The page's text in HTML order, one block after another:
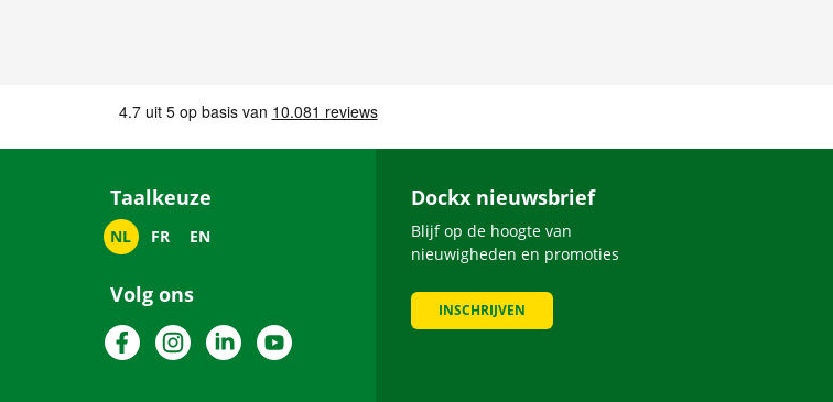
Taalkeuze
NL FR EN
Volg ons
FacebookInstagramLinkedInYouTube
Dockx nieuwsbrief
Blijf op de hoogte van
nieuwigheden en promoties
INSCHRIJVEN